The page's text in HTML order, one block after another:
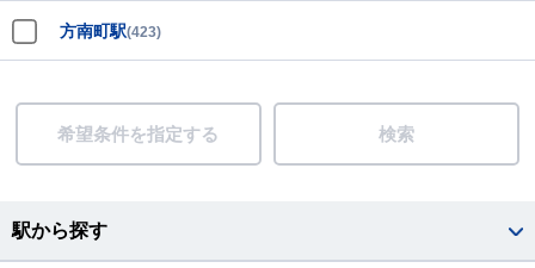
方南町駅(423)
希望条件を指定する 検索
駅から探す